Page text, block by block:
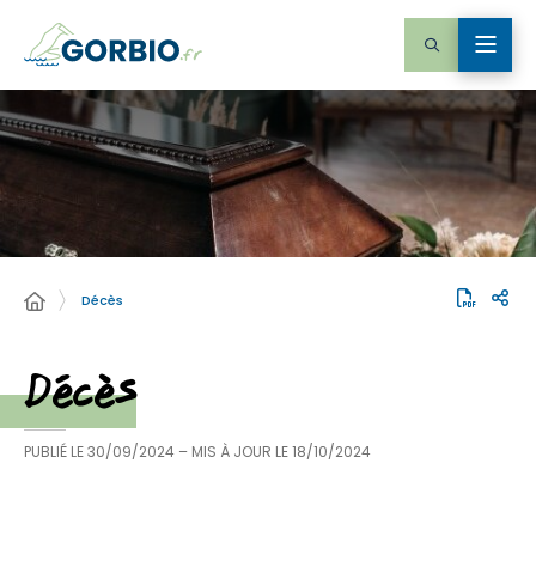
Décès
Décès
PUBLIÉ LE30/09/2024 – MIS À JOUR LE18/10/2024